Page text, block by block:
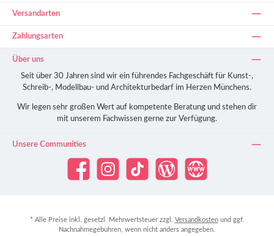
Versandarten
Zahlungsarten
Über uns
Seit über 30 Jahren sind wir ein führendes Fachgeschäft für Kunst-,
Schreib-, Modellbau- und Architekturbedarf im Herzen Münchens.
Wir legen sehr großen Wert auf kompetente Beratung und stehen dir
mit unserem Fachwissen gerne zur Verfügung.
Unsere Communities
Facebook Instagram TikTok Blog Website
* Alle Preise inkl. gesetzl. Mehrwertsteuer zzgl. Versandkostenund ggf.
Nachnahmegebühren, wenn nicht anders angegeben.